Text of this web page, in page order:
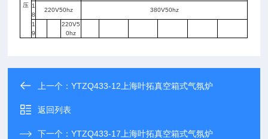
压 1
8
220V50hz 380V50hz
1
9
220V5
0hz
上一个：YTZQ433-12上海叶拓真空箱式气氛炉
返回列表
下一个：YTZQ433-17上海叶拓真空箱式气氛炉